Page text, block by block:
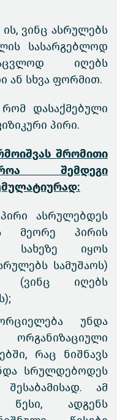
ვინც ასრულებს
სასარგებლოდ
იღებს
ან სხვა ფორმით.
რომ დასაქმებული
პირი.
შრომითი
შემდეგი
ასრულებდეს
მეორე პირის
სახეზე იყოს
სამუშაოს)
(ვინც იღებს
უნდა
რაც ნიშნავს
სრულდებოდეს
ამ
ადგენს